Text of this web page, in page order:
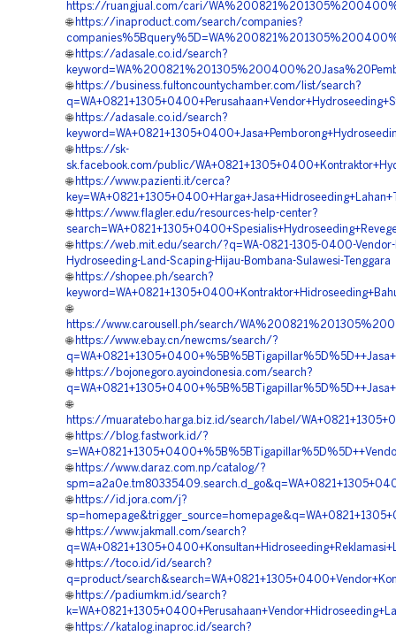
https://ruangjual.com/cari/
🌐 https://inaproduct.com/search/companies?
🌐 https://adasale.co.id/search?
🌐 https://business.fultoncountychamber.com/list/search?
🌐 https://adasale.co.id/search?
🌐 https://sk-
sk.facebook.com/public/
🌐 https://www.pazienti.it/cerca?
🌐 https://www.flagler.edu/resources-help-center?
🌐 https://web.mit.edu/search/?q=WA-0821-1305-0400-Vendor-
Hydroseeding-Land-Scaping-Hijau-Bombana-Sulawesi-Tenggara
🌐 https://shopee.ph/search?
🌐
https://www.carousell.ph/search/
🌐 https://www.ebay.cn/newcms/search/?
🌐 https://bojonegoro.ayoindonesia.com/search?
🌐
https://muaratebo.harga.biz.id/search/label/
🌐 https://blog.fastwork.id/?
🌐 https://www.daraz.com.np/catalog/?
🌐 https://id.jora.com/j?
🌐 https://www.jakmall.com/search?
🌐 https://toco.id/id/search?
q=product/
🌐 https://padiumkm.id/search?
🌐 https://katalog.inaproc.id/search?